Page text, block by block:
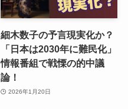
細木数子の予言現実化か？
「日本は2030年に難民化」
情報番組で戦慄の的中議
論！
2026年1月20日